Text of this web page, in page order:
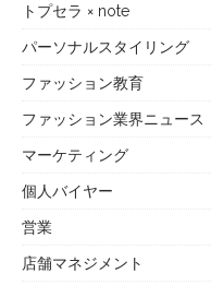
トプセラ × note
パーソナルスタイリング
ファッション教育
ファッション業界ニュース
マーケティング
個人バイヤー
営業
店舗マネジメント